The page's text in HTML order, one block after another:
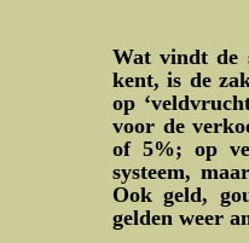
Wat vindt de
kent, is de
op
voor de
of 5%; op
systeem,
Ook geld,
gelden weer